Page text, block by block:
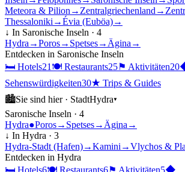
Meteora & Pilion → Zentralgriechenland →
Thessaloniki →Évia (Euböa)→
↓ In Saronische Inseln · 4
Hydra →Poros→ Spetses→ Ägina →
Entdecken in Saronische Inseln
🛏 Hotels21 🍽 Restaurants25⚑ Aktivitäten20
Sehenswürdigkeiten30★ Trips & Guides
🏙Sie sind hier · StadtHydra▾
Saronische Inseln · 4
Hydra●Poros→ Spetses→ Ägina →
↓ In Hydra · 3
Hydra-Stadt (Hafen)→Kamini →Vlychos &
Entdecken in Hydra
🛏 Hotels6🍽 Restaurants6⚑ Aktivitäten5◆